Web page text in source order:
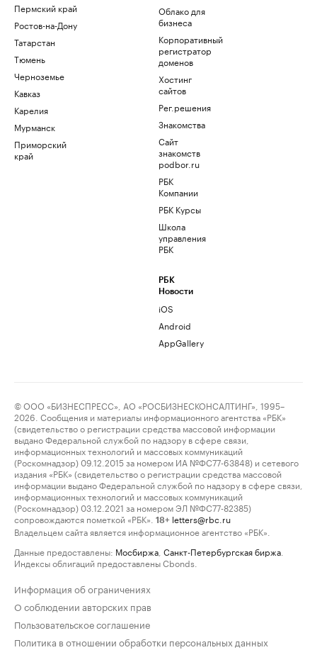
Пермский край
Ростов-на-Дону
Татарстан
Тюмень
Черноземье
Кавказ
Карелия
Мурманск
Приморский
край
Облако для
бизнеса
Корпоративный
регистратор
доменов
Хостинг
сайтов
Рег.решения
Знакомства
Сайт
знакомств
podbor.ru
РБК
Компании
РБК Курсы
Школа
управления
РБК
РБК
Новости
iOS
Android
AppGallery
© ООО «БИЗНЕСПРЕСС», АО «РОСБИЗНЕСКОНСАЛТИНГ», 1995–
2026. Сообщения и материалы информационного агентства «РБК»
(свидетельство о регистрации средства массовой информации
выдано Федеральной службой по надзору в сфере связи,
информационных технологий и массовых коммуникаций
(Роскомнадзор) 09.12.2015 за номером ИА №ФС77-63848) и сетевого
издания «РБК» (свидетельство о регистрации средства массовой
информации выдано Федеральной службой по надзору в сфере связи,
информационных технологий и массовых коммуникаций
(Роскомнадзор) 03.12.2021 за номером ЭЛ №ФС77-82385)
сопровождаются пометкой «РБК».
18+ letters@rbc.ru
Владельцем сайта является информационное агентство «РБК».
Данные предоставлены: Мосбиржа Санкт-Петербургская биржа
Индексы облигаций предоставлены Cbonds.
Информация об ограничениях
О соблюдении авторских прав
Пользовательское соглашение
Политика в отношении обработки персональных данных